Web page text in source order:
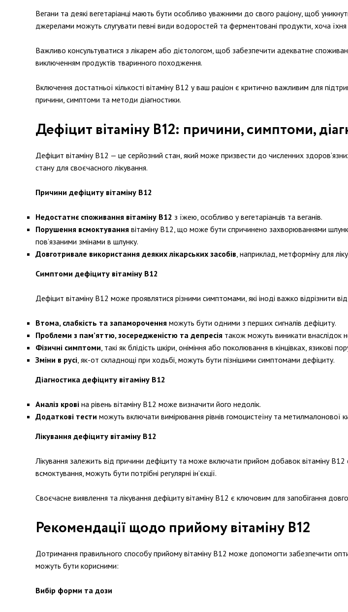
Вегани та деякі вегетаріанці мають бути особливо уважними до свого раціону, щоб
джерелами можуть слугувати певні види водоростей та ферментовані продукти, хоча їхня
Важливо консультуватися з лікарем або дієтологом, щоб забезпечити адекватне
виключенням продуктів тваринного походження.
Включення достатньої кількості вітаміну В12 у ваш раціон є критично важливим для
причини, симптоми та методи діагностики.
Дефіцит вітаміну B12: причини, симптоми,
Дефіцит вітаміну B12 — це серйозний стан, який може призвести до численних
стану для своєчасного лікування.
Причини дефіциту вітаміну В12
Недостатнє споживання вітаміну В12 з їжею, особливо у вегетаріанців та веганів.
Порушення всмоктування вітаміну В12, що може бути спричинено захворюваннями
пов’язаними змінами в шлунку.
Довготривале використання деяких лікарських засобів, наприклад, метформіну для
Симптоми дефіциту вітаміну В12
Дефіцит вітаміну В12 може проявлятися різними симптомами, які іноді важко відрізнити
Втома, слабкість та запаморочення можуть бути одними з перших сигналів дефіциту.
Проблеми з пам’яттю, зосередженістю та депресія також можуть виникати внаслідок
Фізичні симптоми, такі як блідість шкіри, оніміння або поколювання в кінцівках, язикові
Зміни в русі, як-от складнощі при ходьбі, можуть бути пізнішими симптомами дефіциту.
Діагностика дефіциту вітаміну В12
Аналіз крові на рівень вітаміну В12 може визначити його недолік.
Додаткові тести можуть включати вимірювання рівнів гомоцистеїну та метилмалонової
Лікування дефіциту вітаміну В12
Лікування залежить від причини дефіциту та може включати прийом добавок вітаміну
всмоктування, можуть бути потрібні регулярні ін’єкції.
Своєчасне виявлення та лікування дефіциту вітаміну В12 є ключовим для запобігання
Рекомендації щодо прийому вітаміну B12
Дотримання правильного способу прийому вітаміну B12 може допомогти забезпечити
можуть бути корисними:
Вибір форми та дози